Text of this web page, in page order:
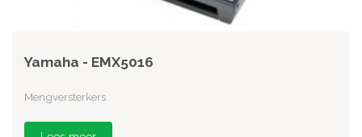
Yamaha - EMX5016
Mengversterkers